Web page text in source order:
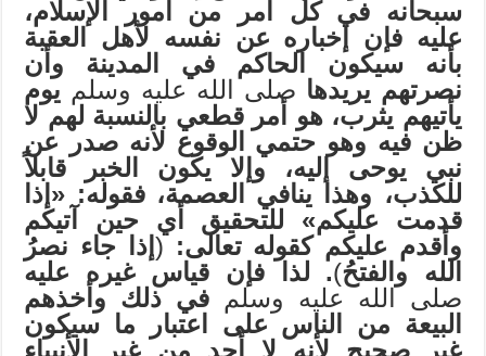
سبحانه في كل أمر من أمور الإسلام،
عليه فإن إخباره عن نفسه لأهل العقبة
بأنه سيكون الحاكم في المدينة وأن
نصرتهم يريدها صلى الله عليه وسلم يوم
يأتيهم يثرب، هو أمر قطعي بالنسبة لهم لا
ظن فيه وهو حتمي الوقوع لأنه صدر عن
نبي يوحى إليه، وإلا يكون الخبر قابلاً
للكذب، وهذا ينافي العصمة، فقوله: «إذا
قدمت عليكم» للتحقيق أي حين آتيكم
وأقدم عليكم كقوله تعالى:( إذا جاء نصرُ
الله والفتحُ). لذا فإن قياس غيره عليه
صلى الله عليه وسلم في ذلك وأخذهم
البيعة من الناس على اعتبار ما سيكون
غير صحيح لأنه لا أحد من غير الأنبياء